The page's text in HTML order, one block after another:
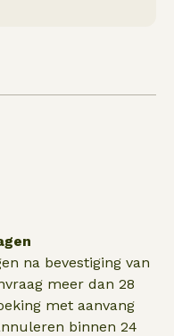
na bevestiging van
meer dan 28
met aanvang
binnen 24